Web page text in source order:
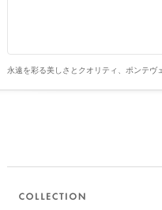
永遠を彩る美しさとクオリティ、ポンテヴ